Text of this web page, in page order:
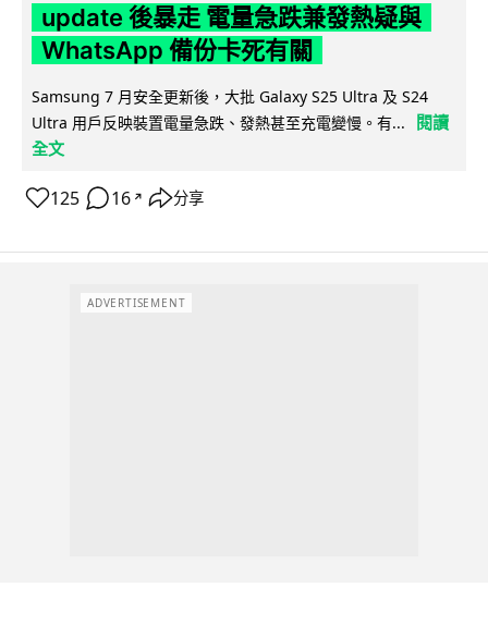
update 後暴走 電量急跌兼發熱疑與
WhatsApp 備份卡死有關
Samsung 7 月安全更新後，大批 Galaxy S25 Ultra 及 S24
Ultra 用戶反映裝置電量急跌、發熱甚至充電變慢。有...
閱讀
全文
125 16 ↗ 分享
ADVERTISEMENT